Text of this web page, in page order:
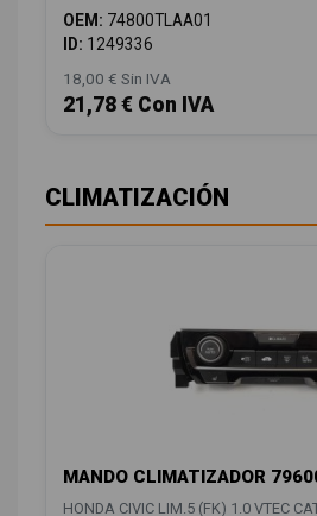
OEM: 74800TLAA01
ID: 1249336
18,00 € Sin IVA
21,78 € Con IVA
CLIMATIZACIÓN
MANDO CLIMATIZADOR
HONDA CIVIC LIM.5 (FK) 1.0 VTEC